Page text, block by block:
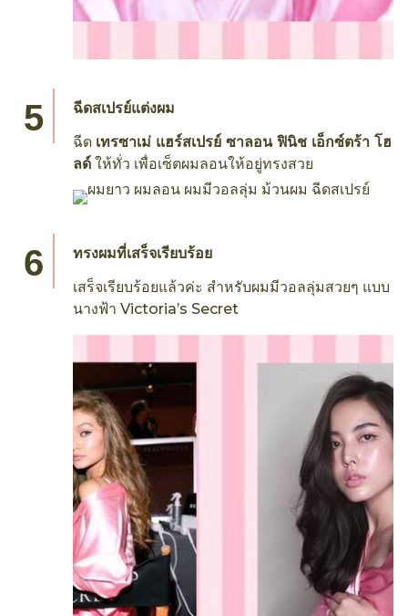
ฉีดสเปรย์แต่งผม
ฉีด เทรซาเม่ แฮร์สเปรย์ ซาลอน ฟินิช เอ็กซ์ตร้า โฮ
ลด์ ให้ทั่ว เพื่อเซ็ตผมลอนให้อยู่ทรงสวย
ทรงผมที่เสร็จเรียบร้อย
เสร็จเรียบร้อยแล้วค่ะ สำหรับผมมีวอลลุ่มสวยๆ แบบ
นางฟ้า Victoria’s Secret